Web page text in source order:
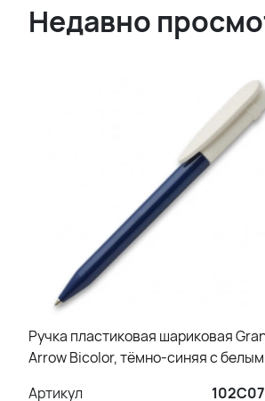
Недавно
Ручка пластиковая шариковая
Arrow Bicolor, тёмно-синяя с белым
Артикул